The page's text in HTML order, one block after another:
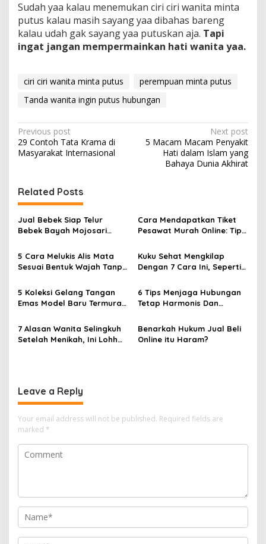
Sudah yaa kalau menemukan ciri ciri wanita minta
putus kalau masih sayang yaa dibahas bareng
kalau udah gak sayang yaa putuskan aja. Tapi
ingat jangan mempermainkan hati wanita yaa.
ciri ciri wanita minta putus
perempuan minta putus
Tanda wanita ingin putus hubungan
P
o
t
n
a
v
i
g
t
o
Previous post
29 Contoh Tata Krama di
Masyarakat Internasional
Next post
5 Macam Macam Penyakit
Hati dalam Islam yang
Bahaya Dunia Akhirat
Related Posts
Jual Bebek Siap Telur
Bebek Bayah Mojosari
Cara Mendapatkan Tiket
Pesawat Murah Online: Tips
5 Cara Melukis Alis Mata
Sesuai Bentuk Wajah Tanpa
Kuku Sehat Mengkilap
Dengan 7 Cara Ini, Seperti
5 Koleksi Gelang Tangan
Emas Model Baru Termurah
6 Tips Menjaga Hubungan
Tetap Harmonis Dan
7 Alasan Wanita Selingkuh
Setelah Menikah, Ini Lohh
Benarkah Hukum Jual Beli
Online itu Haram?
Leave a Reply
Your email address will not be published. Required fields are
marked *